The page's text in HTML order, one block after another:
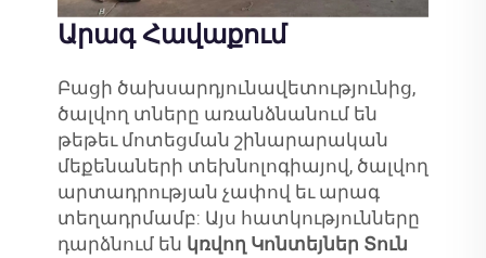
Արագ Հավաքում
Բացի ծախսարդյունավետությունից,
ծալվող տները առանձնանում են
թեթեւ մոտեցման շինարարական
մեքենաների տեխնոլոգիայով, ծալվող
արտադրության չափով եւ արագ
տեղադրմամբ: Այս հատկությունները
դարձնում են կռվող Կոնտեյներ Տուն